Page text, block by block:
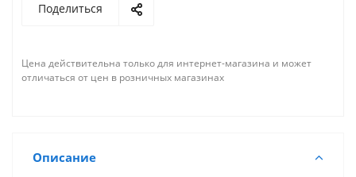
Поделиться
Цена действительна только для интернет-магазина и может
отличаться от цен в розничных магазинах
Описание